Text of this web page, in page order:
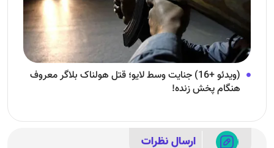
(ویدئو +16) جنایت وسط لایو؛ قتل هولناک بلاگر معروف
هنگام پخش زنده!
ارسال نظرات